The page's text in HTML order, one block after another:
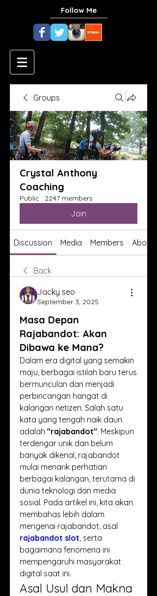
Follow Me
Groups
Crystal Anthony
Coaching
Public · 2247 members
Join
Discussion Media Members About
Back
Jacky seo
September 3, 2025
Masa Depan
Rajabandot: Akan
Dibawa ke Mana?
Dalam era digital yang semakin
maju, berbagai istilah baru terus
bermunculan dan menjadi
perbincangan hangat di
kalangan netizen. Salah satu
kata yang tengah naik daun
adalah "rajabandot". Meskipun
terdengar unik dan belum
banyak dikenal, rajabandot
mulai menarik perhatian
berbagai kalangan, terutama di
dunia teknologi dan media
sosial. Pada artikel ini, kita akan
membahas lebih dalam
rajabandot slot, serta
bagaimana fenomena ini
mempengaruhi masyarakat
digital saat ini.
Asal Usul dan Makna